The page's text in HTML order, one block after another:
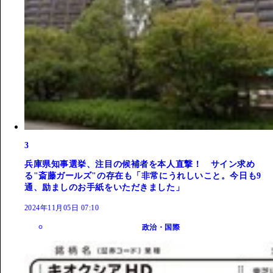
3
兵庫県知事選挙、注目の候補者を本人直撃！ サイン求め
る"斎藤ガールズ"の存在も「非常にうれしいこと。今日も9
通、励ましのお手紙をいただきました」
2024年11月05日 07:10
政治・国際